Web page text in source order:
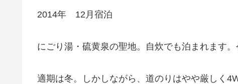
2014年 12月宿泊
にごり湯・硫黄泉の聖地。自炊でも泊まれます。
適期は冬。しかしながら、道のりはやや厳しく